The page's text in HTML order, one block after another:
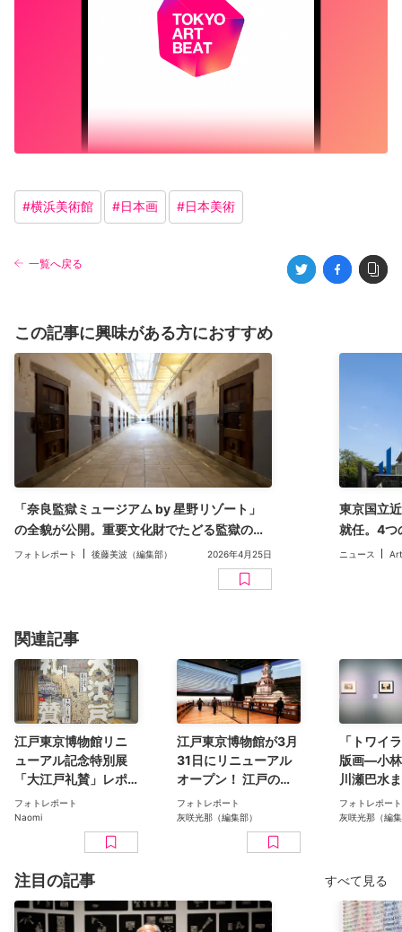
#横浜美術館 #日本画 #日本美術
一覧へ戻る
この記事に興味がある方におすすめ
「奈良監獄ミュージアム by 星野リゾート」
の全貌が公開。重要文化財でたどる監獄の歴
史、自由への問い
フォトレポート 後藤美波（編集部） 2026年4月25日
東京国立
就任。4つ
ニュース
関連記事
江戸東京博物館リニ
ューアル記念特別展
「大江戸礼賛」レポ
ート。歌麿・北斎の
浮世絵を軸に、武
具・芸能・庶民文化
まで江戸の全貌に迫
る
フォトレポート
Naomi
江戸東京博物館が3月
31日にリニューアル
オープン！ 江戸の街
をまるごと体験する
展示のみどころを紹
フォトレポート
灰咲光那（編集部）
「トワイ
版画―小
川瀬巴水
菱一号館
見どころ
峰コレク
フォトレポート
灰咲光那（編
注目の記事 すべて見る